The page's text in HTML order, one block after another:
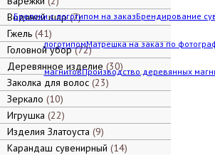
Брелоки с логотипом на заказБрендирование
логотипомМатрешка на заказ по
магнитовПроизводство деревянных
Водяной шар 7
Гжель 41
Головной убор 72
Деревянное изделие 30
Заколка для волос 23
Зеркало 10
Игрушка 22
Изделия Златоуста 9
Карандаш сувенирный 14